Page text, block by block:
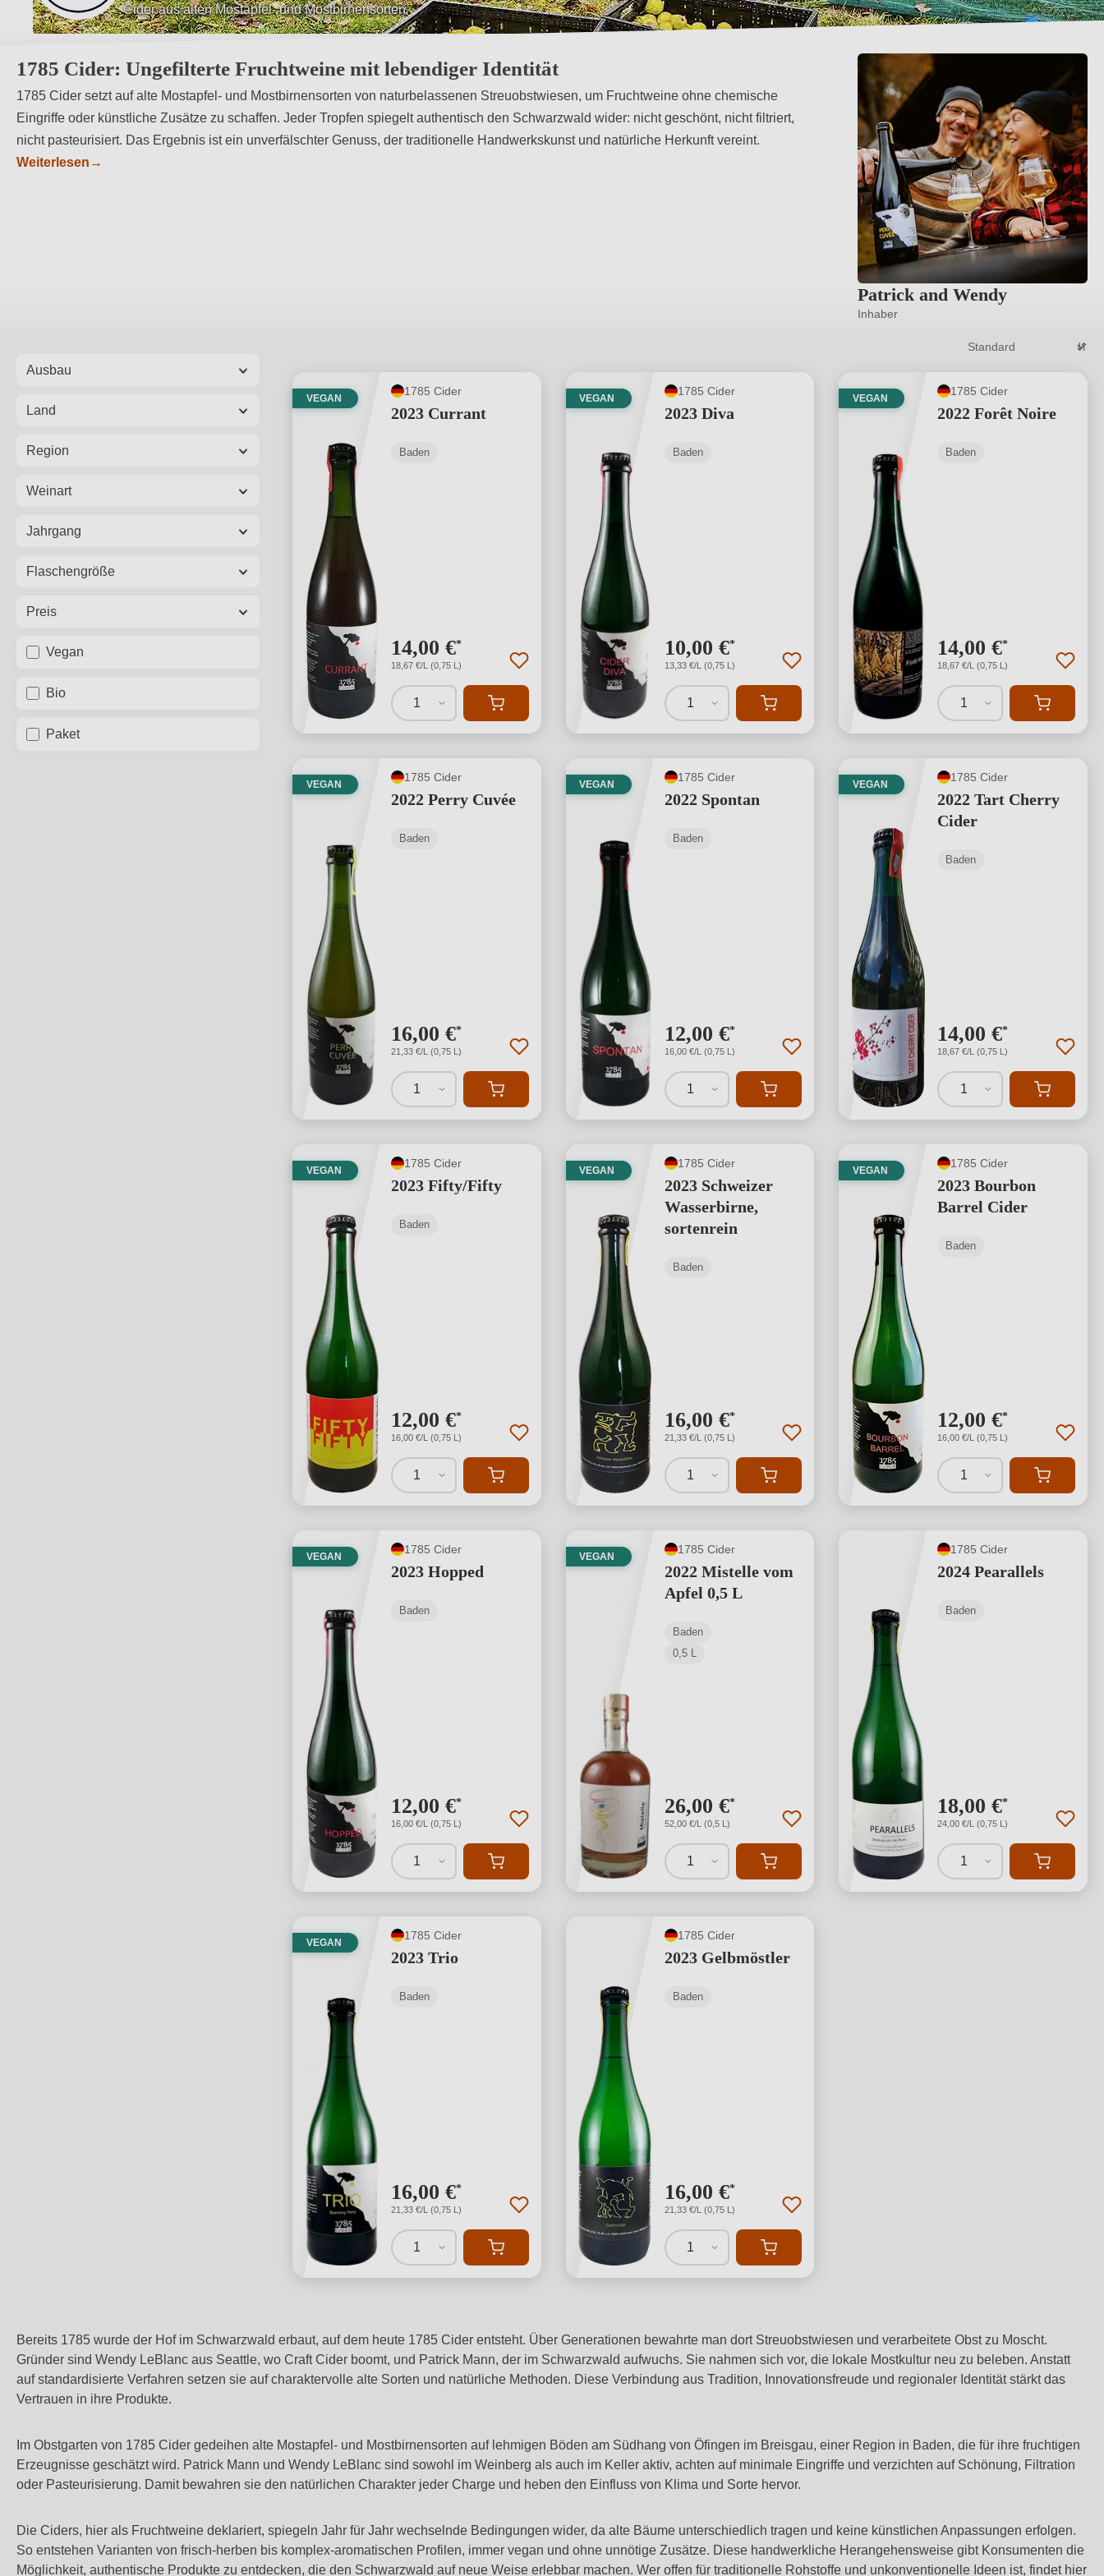
Herstellung ohne Filtration oder Pasteurisierung
1785 Cider: Ungefilterte Fruchtweine mit lebendiger Identität
1785 Cider setzt auf alte Mostapfel- und Mostbirnensorten von naturbelassenen Streuobstwiesen, um Fruchtweine ohne chemische
Eingriffe oder künstliche Zusätze zu schaffen. Jeder Tropfen spiegelt authentisch den Schwarzwald wider: nicht geschönt, nicht filtriert,
nicht pasteurisiert. Das Ergebnis ist ein unverfälschter Genuss, der traditionelle Handwerkskunst und natürliche Herkunft vereint.
Weiterlesen →
Patrick and Wendy
Inhaber
Ausbau
Land
Region
Weinart
Jahrgang
Flaschengröße
Preis
Vegan
Bio
Paket
VEGAN
1785 Cider
2023 Currant
Baden
14,00 €*
18,67 €/L (0,75 L)
1
VEGAN
1785 Cider
2023 Diva
Baden
10,00 €*
13,33 €/L (0,75 L)
1
VEGAN
1785 Cider
2022 Forêt Noire
Baden
14,00 €*
18,67 €/L (0,75 L)
1
VEGAN
1785 Cider
2022 Perry Cuvée
Baden
16,00 €*
21,33 €/L (0,75 L)
1
VEGAN
1785 Cider
2022 Spontan
Baden
12,00 €*
16,00 €/L (0,75 L)
1
VEGAN
1785 Cider
2022 Tart Cherry
Cider
Baden
14,00 €*
18,67 €/L (0,75 L)
1
VEGAN
1785 Cider
2023 Fifty/Fifty
Baden
12,00 €*
16,00 €/L (0,75 L)
1
VEGAN
1785 Cider
2023 Schweizer
Wasserbirne,
sortenrein
Baden
16,00 €*
21,33 €/L (0,75 L)
1
VEGAN
1785 Cider
2023 Bourbon
Barrel Cider
Baden
12,00 €*
16,00 €/L (0,75 L)
1
VEGAN
1785 Cider
2023 Hopped
Baden
12,00 €*
16,00 €/L (0,75 L)
1
VEGAN
1785 Cider
2022 Mistelle vom
Apfel 0,5 L
Baden
0,5 L
26,00 €*
52,00 €/L (0,5 L)
1
1785 Cider
2024 Pearallels
Baden
18,00 €*
24,00 €/L (0,75 L)
1
VEGAN
1785 Cider
2023 Trio
Baden
16,00 €*
21,33 €/L (0,75 L)
1
1785 Cider
2023 Gelbmöstler
Baden
16,00 €*
21,33 €/L (0,75 L)
1
Bereits 1785 wurde der Hof im Schwarzwald erbaut, auf dem heute 1785 Cider entsteht. Über Generationen bewahrte man dort Streuobstwiesen und verarbeitete Obst zu Moscht.
Gründer sind Wendy LeBlanc aus Seattle, wo Craft Cider boomt, und Patrick Mann, der im Schwarzwald aufwuchs. Sie nahmen sich vor, die lokale Mostkultur neu zu beleben. Anstatt
auf standardisierte Verfahren setzen sie auf charaktervolle alte Sorten und natürliche Methoden. Diese Verbindung aus Tradition, Innovationsfreude und regionaler Identität stärkt das
Vertrauen in ihre Produkte.
Im Obstgarten von 1785 Cider gedeihen alte Mostapfel- und Mostbirnensorten auf lehmigen Böden am Südhang von Öfingen im Breisgau, einer Region in Baden, die für ihre fruchtigen
Erzeugnisse geschätzt wird. Patrick Mann und Wendy LeBlanc sind sowohl im Weinberg als auch im Keller aktiv, achten auf minimale Eingriffe und verzichten auf Schönung, Filtration
oder Pasteurisierung. Damit bewahren sie den natürlichen Charakter jeder Charge und heben den Einfluss von Klima und Sorte hervor.
Die Ciders, hier als Fruchtweine deklariert, spiegeln Jahr für Jahr wechselnde Bedingungen wider, da alte Bäume unterschiedlich tragen und keine künstlichen Anpassungen erfolgen.
So entstehen Varianten von frisch-herben bis komplex-aromatischen Profilen, immer vegan und ohne unnötige Zusätze. Diese handwerkliche Herangehensweise gibt Konsumenten die
Möglichkeit, authentische Produkte zu entdecken, die den Schwarzwald auf neue Weise erlebbar machen. Wer offen für traditionelle Rohstoffe und unkonventionelle Ideen ist, findet hier